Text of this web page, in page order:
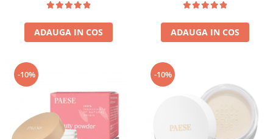
ADAUGA IN COS ADAUGA IN COS
-10% -10%